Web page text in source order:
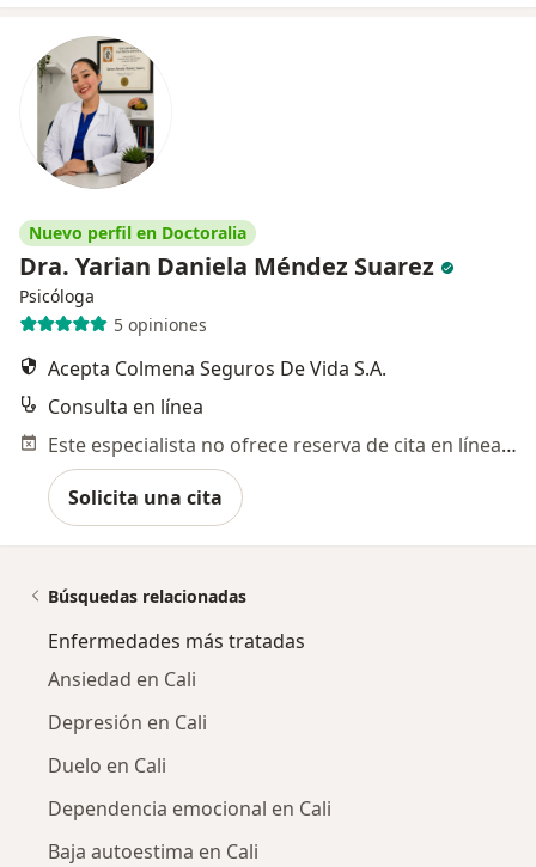
Nuevo perfil en Doctoralia
Dra. Yarian Daniela Méndez Suarez
Psicóloga
5 opiniones
Acepta Colmena Seguros De Vida S.A.
Consulta en línea
Este especialista no ofrece reserva de cita en línea en esta dirección.
Solicita una cita
Búsquedas relacionadas
Enfermedades más tratadas
Ansiedad en Cali
Depresión en Cali
Duelo en Cali
Dependencia emocional en Cali
Baja autoestima en Cali